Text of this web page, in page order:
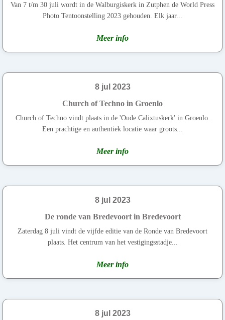
Van 7 t/m 30 juli wordt in de Walburgiskerk in Zutphen de World Press
Photo Tentoonstelling 2023 gehouden. Elk jaar...
Meer info
8 jul 2023
Church of Techno in Groenlo
Church of Techno vindt plaats in de 'Oude Calixtuskerk' in Groenlo.
Een prachtige en authentiek locatie waar groots...
Meer info
8 jul 2023
De ronde van Bredevoort in Bredevoort
Zaterdag 8 juli vindt de vijfde editie van de Ronde van Bredevoort
plaats. Het centrum van het vestigingsstadje...
Meer info
8 jul 2023